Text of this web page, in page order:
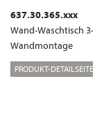
637.30.365.xxx
Wand-Waschtisch
Wandmontage
PRODUKT-DETAILSEITE